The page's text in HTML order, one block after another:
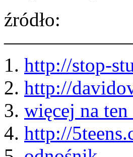
źródło:
1. http://stop-
2. http://
3. więcej na ten
4. http://